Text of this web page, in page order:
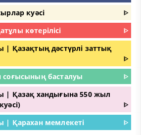
куәсі
ᐈ
көтерілісі
ᐈ
| Қазақтың дәстүрлі заттық
ᐈ
басталуы
ᐈ
| Қазақ хандығына 550 жыл
ᐈ
| Қарахан мемлекеті
ᐈ